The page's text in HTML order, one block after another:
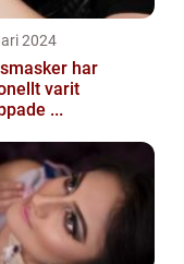
2024
har
varit
...